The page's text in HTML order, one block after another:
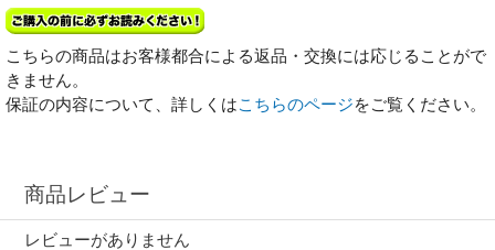
こちらの商品はお客様都合による返品・交換には応じることがで
きません。
保証の内容について、詳しくはこちらのページをご覧ください。
商品レビュー
レビューがありません